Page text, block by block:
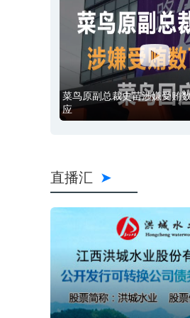
菜鸟原副总裁史苗涉嫌受贿
应
直播汇